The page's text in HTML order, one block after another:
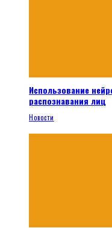
Использование
распознавания лиц
Новости